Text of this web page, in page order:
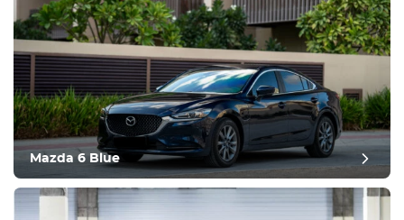
Equipement
Confortable
Contrôle du climat
Conduire
Condition
Mazda 6 Blue